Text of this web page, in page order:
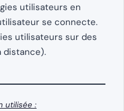
utilisateurs en
se connecte.
utilisateurs sur des
distance).
utilisée :